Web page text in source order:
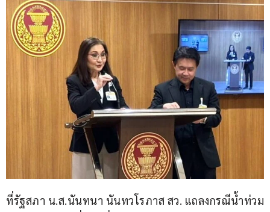
ที่รัฐสภา น.ส.นันทนา นันทวโรภาส สว. แถลงกรณีน้ำท่วม